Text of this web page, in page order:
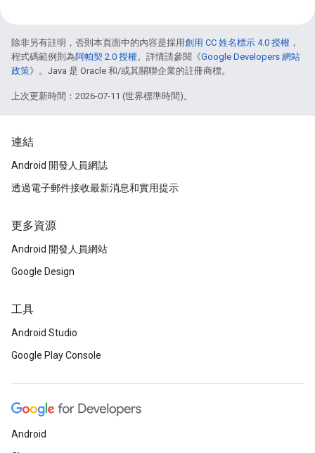
除非另有註明，否則本頁面中的內容是採用創用 CC 姓名標示 4.0 授權 ，
程式碼範例則為阿帕契 2.0 授權。詳情請參閱《Google Developers 網站
政策》。Java 是 Oracle 和/或其關聯企業的註冊商標。
上次更新時間：2026-07-11 (世界標準時間)。
連結
Android 開發人員網誌
透過電子郵件接收最新消息和實用提示
更多資源
Android 開發人員網站
Google Design
工具
Android Studio
Google Play Console
Android